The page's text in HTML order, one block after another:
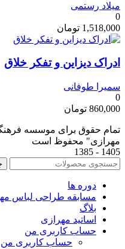
میلاد رستمی
0
1,518,000 تومان
ادراک دیزاین و تفکر خلاق
سمیرا طوفانی
0
860,000 تومان
تمام حقوق برای موسسه
مهرازی" محفوظ است
1405 - 1385
دوره ها
مسابقه طراحی لباس
بلاگ
اساتید مهرازی
حساب کاربری من
حساب کاربری من